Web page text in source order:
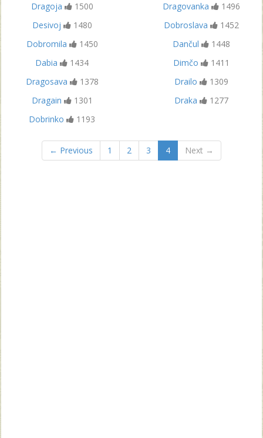
Dragoja
1500 Dragovanka
1496
Desivoj
1480 Dobroslava
1452
Dobromila
1450 Dančul
1448
Dabia
1434 Dimčo
1411
Dragosava
1378 Drailo
1309
Dragain
1301 Draka
1277
Dobrinko
1193
← Previous 1 2 3 4 Next →